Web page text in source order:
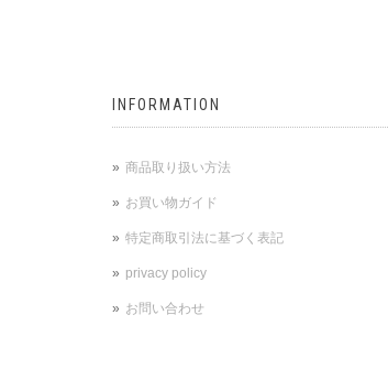
INFORMATION
商品取り扱い方法
お買い物ガイド
特定商取引法に基づく表記
privacy policy
お問い合わせ